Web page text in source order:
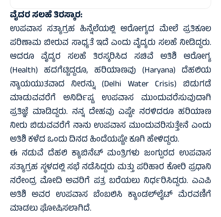
ವೈದರ ಸಲಹೆ ತಿರಸ್ಕಾರ:
ಉಪವಾಸ ಸತ್ಯಾಗ್ರಹ ಹಿನ್ನೆಲೆಯಲ್ಲಿ ಆರೋಗ್ಯದ ಮೇಲೆ ಪ್ರತಿಕೂಲ
ಪರಿಣಾಮ ಬೀರುವ ಸಾಧ್ಯತೆ ಇದೆ ಎಂದು ವೈದ್ಯರು ಸಲಹೆ ನೀಡಿದ್ದರು.
ಆದರೂ ವೈದ್ಯರ ಸಲಹೆ ತಿರಸ್ಕರಿಸಿದ ಸಚಿವೆ ಅತಿಶಿ ಆರೋಗ್ಯ
(Health) ಹದಗೆಟ್ಟಿದ್ದರೂ, ಹರಿಯಾಣವು (Haryana) ದೆಹಲಿಯ
ನ್ಯಾಯಯುತವಾದ ನೀರನ್ನು (Delhi Water Crisis) ಬಿಡುಗಡೆ
ಮಾಡುವವರೆಗೆ ಅನಿರ್ದಿಷ್ಟ ಉಪವಾಸ ಮುಂದುವರೆಸುವುದಾಗಿ
ಪ್ರತಿಜ್ಞೆ ಮಾಡಿದ್ದರು. ನನ್ನ ದೇಹವು ಎಷ್ಟೇ ನರಳಿದರೂ ಹರಿಯಾಣ
ನೀರು ಬಿಡುವವರೆಗೆ ನಾನು ಉಪವಾಸ ಮುಂದುವರಿಸುತ್ತೇನೆ ಎಂದು
ಅತಿಶಿ ಕಳೆದ ಒಂದು ದಿನದ ಹಿಂದೆಯಷ್ಟೇ ಕೂಗಿ ಹೇಳಿದ್ದರು.
ಈ ನಡುವೆ ದೆಹಲಿ ಕ್ಯಾಬಿನೆಟ್ ಮಂತ್ರಿಗಳು ಜಂಗ್ಪುರದ ಉಪವಾಸ
ಸತ್ಯಾಗ್ರಹ ಸ್ಥಳದಲ್ಲಿ ಸಭೆ ನಡೆಸಿದ್ದರು ಮತ್ತು ಪರಿಹಾರ ಕೋರಿ ಪ್ರಧಾನಿ
ನರೇಂದ್ರ ಮೋದಿ ಅವರಿಗೆ ಪತ್ರ ಬರೆಯಲು ನಿರ್ಧರಿಸಿದ್ದರು. ಎಎಪಿ
ಅತಿಶಿ ಅವರ ಉಪವಾಸ ಬೆಂಬಲಿಸಿ ಕ್ಯಾಂಡಲ್‌ಲೈಟ್ ಮೆರವಣಿಗೆ
ಮಾಡಲು ಘೋಷಿಸಲಾಗಿದೆ.